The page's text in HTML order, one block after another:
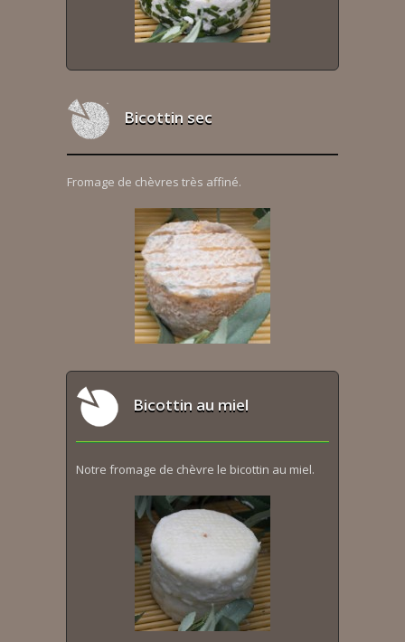
Bicottin sec
Fromage de chèvres très affiné.
Bicottin au miel
Notre fromage de chèvre le bicottin au miel.